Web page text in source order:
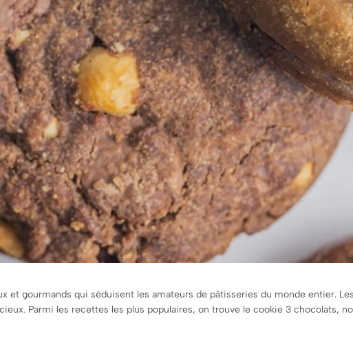
et gourmands qui séduisent les amateurs de pâtisseries du monde entier.
Parmi les recettes les plus populaires, on trouve le cookie 3 chocolats,